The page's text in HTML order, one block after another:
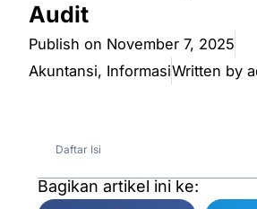
Audit
Publish on November 7, 2025
Akuntansi, InformasiWritten by
Daftar Isi
Bagikan artikel ini ke: